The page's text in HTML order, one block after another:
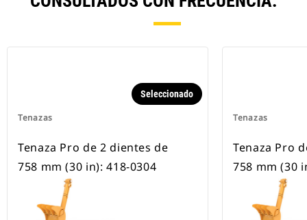
Tenazas
Seleccionado
Tenaza Pro de 2 dientes de
758 mm (30 in): 418-0304
Tenazas
Tenaza Pro
758 mm (30